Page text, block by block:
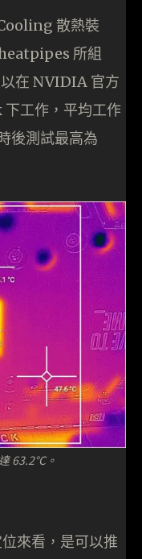
散熱裝
所組
在 NVIDIA 官方
工作，平均工作
後測試最高為
63.2℃。
來看，是可以推